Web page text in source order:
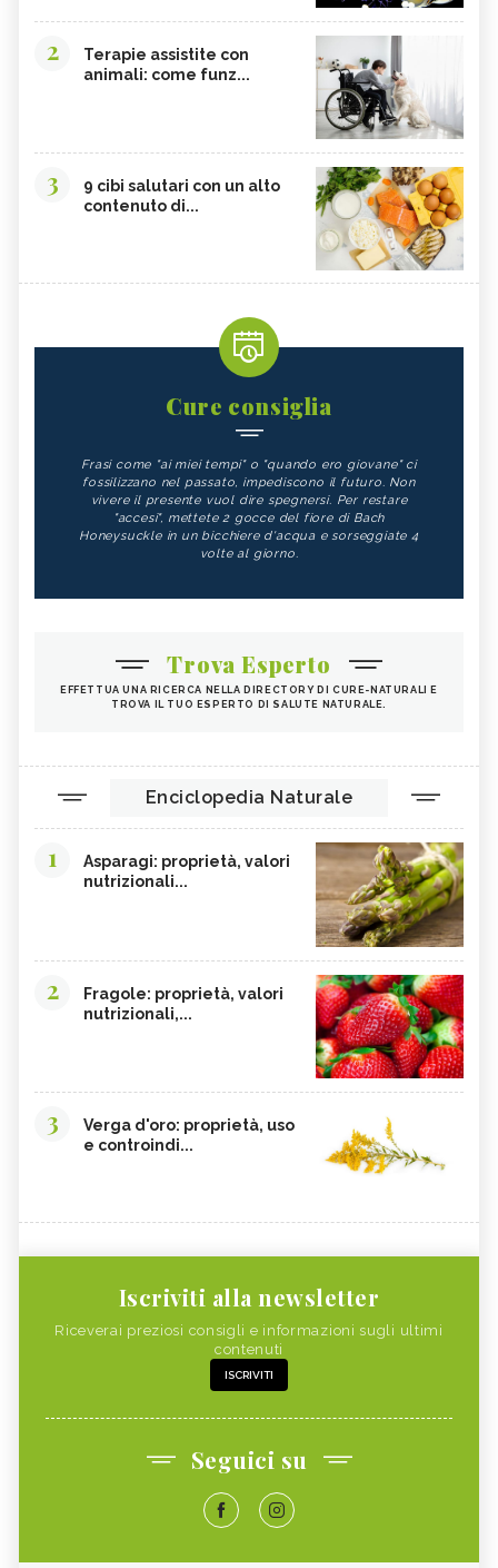
2
Terapie assistite con
animali: come funz...
3
9 cibi salutari con un alto
contenuto di...
Cure consiglia
Frasi come "ai miei tempi" o "quando ero giovane" ci
fossilizzano nel passato, impediscono il futuro. Non
vivere il presente vuol dire spegnersi. Per restare
"accesi", mettete 2 gocce del fiore di Bach
Honeysuckle in un bicchiere d'acqua e sorseggiate 4
volte al giorno.
Trova Esperto
EFFETTUA UNA RICERCA NELLA DIRECTORY DI CURE-NATURALI E
TROVA IL TUO ESPERTO DI SALUTE NATURALE.
Enciclopedia Naturale
1
Asparagi: proprietà, valori
nutrizionali...
2
Fragole: proprietà, valori
nutrizionali,...
3
Verga d'oro: proprietà, uso
e controindi...
Iscriviti alla newsletter
Riceverai preziosi consigli e informazioni sugli ultimi
contenuti
ISCRIVITI
Seguici su